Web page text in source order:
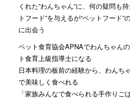
くれた”わんちゃん”に、何の疑問も
トフード”を与えるが“ペットフード
に出会う
ペット食育協会APNAでわんちゃん
ト食育上級指導士になる
日本料理の板前の経験から、わんち
で美味しく食べれる
「家族みんなで食べられる手作りご